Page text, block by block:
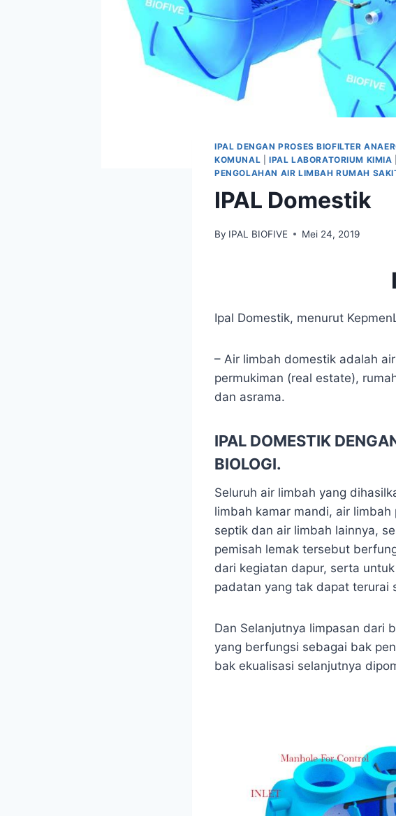
IPAL DENGAN PROSES BIOFILTER
KOMUNAL
IPAL LABORATORIUM KIMIA
PENGOLAHAN AIR LIMBAH RUMAH
IPAL Domestik
By IPAL BIOFIVE Mei 24, 2019
Ipal Domestik, menurut
– Air limbah domestik adalah
permukiman (real estate),
dan asrama.
IPAL DOMESTIK
BIOLOGI.
Seluruh air limbah yang
limbah kamar mandi, air
septik dan air limbah lainnya,
pemisah lemak tersebut
dari kegiatan dapur, serta
padatan yang tak dapat terurai
Dan Selanjutnya limpasan dari
yang berfungsi sebagai bak
bak ekualisasi selanjutnya